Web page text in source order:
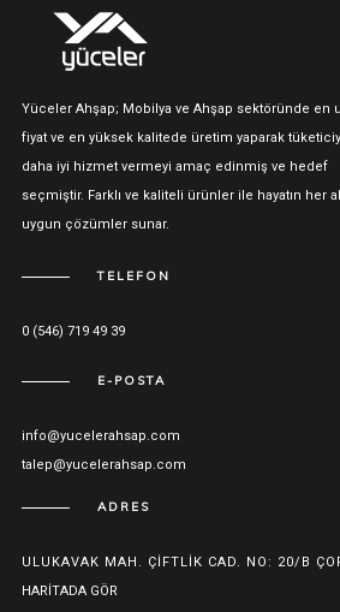
Yüceler Ahşap; Mobilya ve Ahşap sektöründe en
fiyat ve en yüksek kalitede üretim yaparak
daha iyi hizmet vermeyi amaç edinmiş ve hedef
seçmiştir. Farklı ve kaliteli ürünler ile hayatın her
uygun çözümler sunar.
TELEFON
0 (546) 719 49 39
E-POSTA
info@yucelerahsap.com
talep@yucelerahsap.com
ADRES
ULUKAVAK MAH. ÇIFTLIK CAD. NO: 20/B
HARITADA GÖR